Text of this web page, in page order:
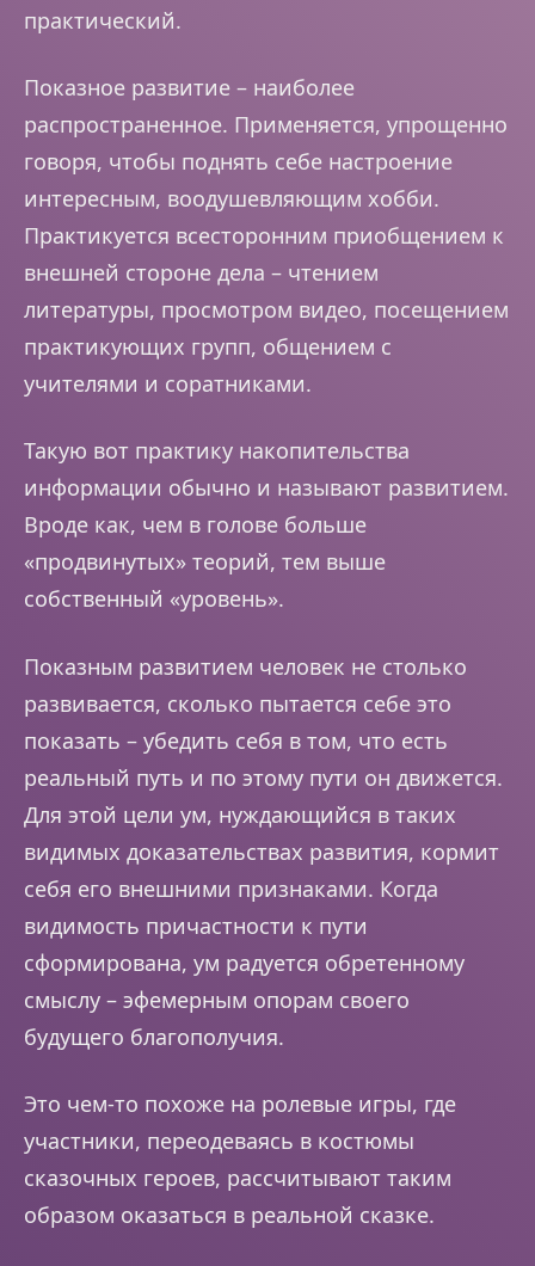
практический.
Показное развитие – наиболее
распространенное. Применяется, упрощенно
говоря, чтобы поднять себе настроение
интересным, воодушевляющим хобби.
Практикуется всесторонним приобщением к
внешней стороне дела – чтением
литературы, просмотром видео, посещением
практикующих групп, общением с
учителями и соратниками.
Такую вот практику накопительства
информации обычно и называют развитием.
Вроде как, чем в голове больше
«продвинутых» теорий, тем выше
собственный «уровень».
Показным развитием человек не столько
развивается, сколько пытается себе это
показать – убедить себя в том, что есть
реальный путь и по этому пути он движется.
Для этой цели ум, нуждающийся в таких
видимых доказательствах развития, кормит
себя его внешними признаками. Когда
видимость причастности к пути
сформирована, ум радуется обретенному
смыслу – эфемерным опорам своего
будущего благополучия.
Это чем-то похоже на ролевые игры, где
участники, переодеваясь в костюмы
сказочных героев, рассчитывают таким
образом оказаться в реальной сказке.